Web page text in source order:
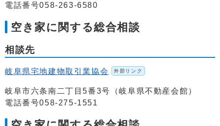
電話番号058-263-6580
空き家に関する総合相談
相談先
岐阜県宅地建物取引業協会 外部リンク
岐阜市六条南二丁目5番3号（岐阜県不動産会館）
電話番号058-275-1551